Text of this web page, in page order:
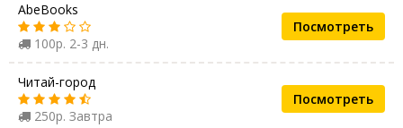
AbeBooks
100р. 2-3 дн.
Посмотреть
Читай-город
250р. Завтра
Посмотреть